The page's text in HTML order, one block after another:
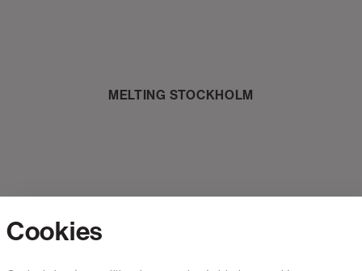
MELTING STOCKHOLM
Cookies